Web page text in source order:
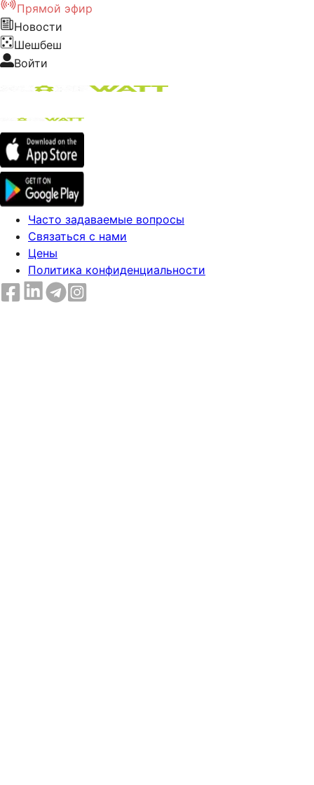
Прямой эфир
Новости
Шешбеш
Войти
Часто задаваемые вопросы
Связаться с нами
Цены
Политика конфиденциальности